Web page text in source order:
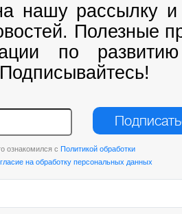
нашу рассылку и
Полезные
по
ознакомился с Политикой обработки
на обработку персональных данных